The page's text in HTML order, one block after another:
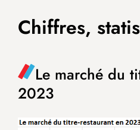
Chiffres,
Le marché du
2023